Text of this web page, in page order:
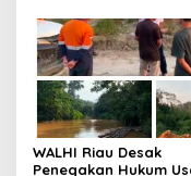
WALHI Riau Desak
Penegakan Hukum